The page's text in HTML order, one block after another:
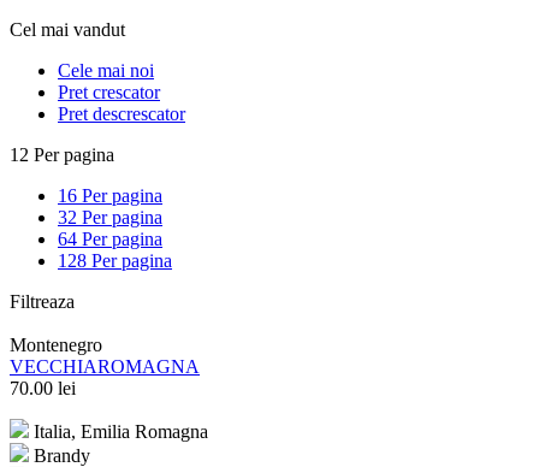
Cel mai vandut
Cele mai noi
Pret crescator
Pret descrescator
12 Per pagina
16 Per pagina
32 Per pagina
64 Per pagina
128 Per pagina
Filtreaza
Montenegro
VECCHIAROMAGNA
70.00 lei
Italia, Emilia Romagna
Brandy